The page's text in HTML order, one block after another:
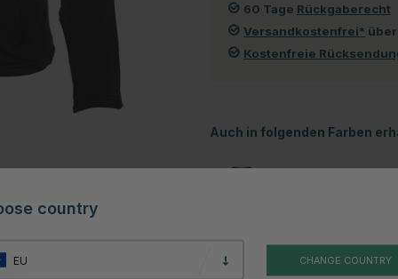
60 Tage Rückgaberecht
Versandkostenfrei* über
Kostenfreie
Auch in folgenden Farben
country
EU CHANGE COUNTRY